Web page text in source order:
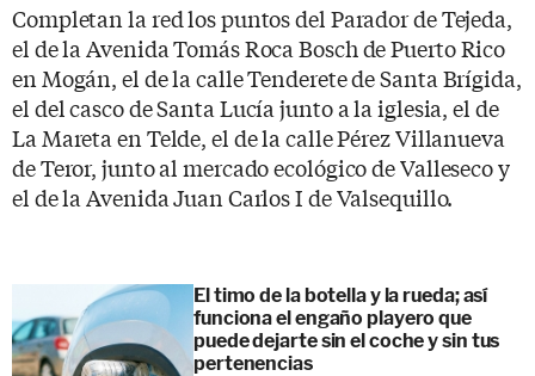
Completan la red los puntos del Parador de Tejeda,
el de la Avenida Tomás Roca Bosch de Puerto Rico
en Mogán, el de la calle Tenderete de Santa Brígida,
el del casco de Santa Lucía junto a la iglesia, el de
La Mareta en Telde, el de la calle Pérez Villanueva
de Teror, junto al mercado ecológico de Valleseco y
el de la Avenida Juan Carlos I de Valsequillo.
El timo de la botella y la rueda; así
funciona el engaño playero que
puede dejarte sin el coche y sin tus
pertenencias